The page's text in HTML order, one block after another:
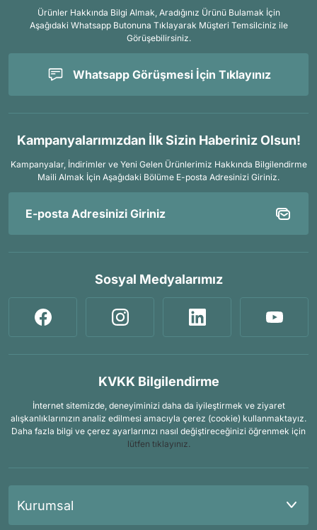
Ürünler Hakkında Bilgi Almak, Aradığınız Ürünü Bulamak İçin
Aşağıdaki Whatsapp Butonuna Tıklayarak Müşteri Temsilciniz ile
Görüşebilirsiniz.
Whatsapp Görüşmesi İçin Tıklayınız
Kampanyalarımızdan İlk Sizin Haberiniz Olsun!
Kampanyalar, İndirimler ve Yeni Gelen Ürünlerimiz Hakkında Bilgilendirme
Maili Almak İçin Aşağıdaki Bölüme E-posta Adresinizi Giriniz.
Sosyal Medyalarımız
KVKK Bilgilendirme
İnternet sitemizde, deneyiminizi daha da iyileştirmek ve ziyaret
alışkanlıklarınızın analiz edilmesi amacıyla çerez (cookie) kullanmaktayız.
Daha fazla bilgi ve çerez ayarlarınızı nasıl değiştireceğinizi öğrenmek için
lütfen tıklayınız.
Kurumsal